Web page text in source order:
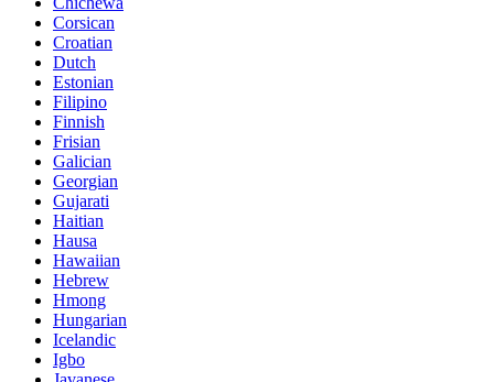
Corsican
Croatian
Dutch
Estonian
Filipino
Finnish
Frisian
Galician
Georgian
Gujarati
Haitian
Hausa
Hawaiian
Hebrew
Hmong
Hungarian
Icelandic
Igbo